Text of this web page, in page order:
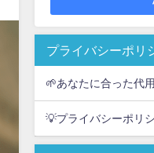
プライバシーポリ
🌱あなたに合った代
💡プライバシーポリ